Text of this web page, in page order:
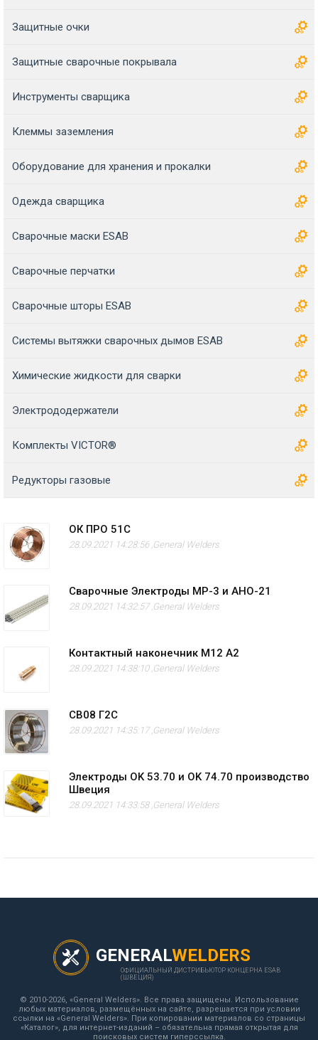
Защитные очки
Защитные сварочные покрывала
Инструменты сварщика
Клеммы заземления
Оборудование для хранения и прокалки
Одежда сварщика
Сварочные маски ESAB
Сварочные перчатки
Сварочные шторы ESAB
Системы вытяжки сварочных дымов ESAB
Химические жидкости для сварки
Электрододержатели
Комплекты VICTOR®
Редукторы газовые
ОК ПРО 51С
28.09.2021 14:28:56 , General Welders
Сварочные Электроды МР-3 и АНО-21
28.09.2021 14:32:57 , General Welders
Контактный наконечник M12 А2
28.09.2021 14:38:10 , General Welders
СВ08 Г2С
28.09.2021 14:35:17 , General Welders
Электроды OK 53.70 и OK 74.70 производство
Швеция
28.09.2021 14:33:58 , General Welders
GENERALWELDERS
ОФИЦИАЛЬНЫЙ ДИСТРИБЬЮТОР КОНЦЕРНА ESAB
(ШВЕЦИЯ)
© 2010-2026, «General Welders». Все права защищены. Использование
любых материалов, размещённых на сайте, разрешается при условии
ссылки на «General Welders». При копировании материалов со страницы
«Каталог», для интернет-изданий – обязательна прямая открытая для
поисковых систем гиперссылка.